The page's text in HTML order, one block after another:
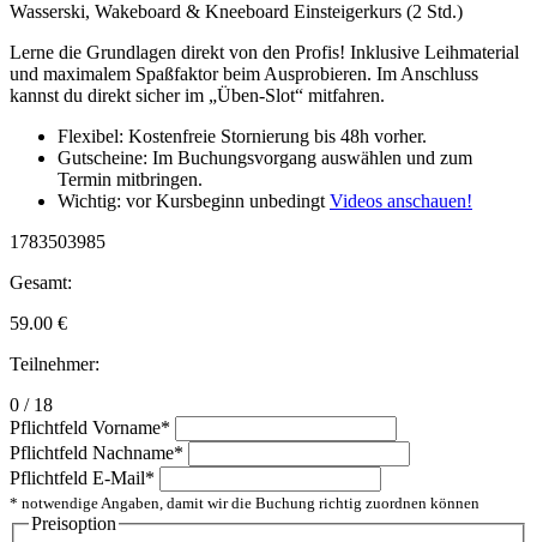
Wasserski, Wakeboard & Kneeboard Einsteigerkurs (2 Std.)
Lerne die Grundlagen direkt von den Profis! Inklusive Leihmaterial
und maximalem Spaßfaktor beim Ausprobieren. Im Anschluss
kannst du direkt sicher im „Üben-Slot“ mitfahren.
Flexibel: Kostenfreie Stornierung bis 48h vorher.
Gutscheine: Im Buchungsvorgang auswählen und zum
Termin mitbringen.
Wichtig: vor Kursbeginn unbedingt Videos anschauen!
1783503985
Gesamt:
59.00 €
Teilnehmer:
0 / 18
Pflichtfeld Vorname*
Pflichtfeld Nachname*
Pflichtfeld E-Mail*
* notwendige Angaben, damit wir die Buchung richtig zuordnen können
Preisoption